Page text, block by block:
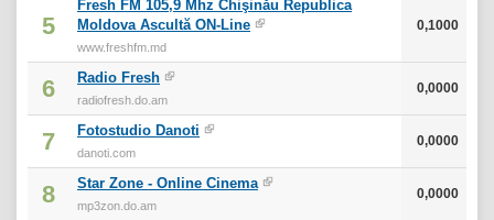
5
Fresh FM 105,9 Mhz Chişinău Republica
Moldova Ascultă ON-Line
www.freshfm.md
0,1000
6 Radio Fresh
radiofresh.do.am
0,0000
7 Fotostudio Danoti
danoti.com
0,0000
8 Star Zone - Online Cinema
mp3zon.do.am
0,0000